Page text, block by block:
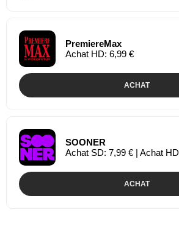
PremiereMax
Achat HD: 6,99 €
ACHAT
SOONER
Achat SD: 7,99 € | Achat
ACHAT